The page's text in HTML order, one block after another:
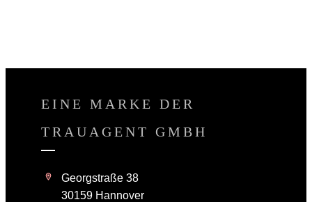
EINE MARKE DER
TRAUAGENT GMBH
Georgstraße 38
30159 Hannover